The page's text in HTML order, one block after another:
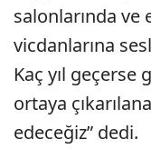
salonlarında
vicdanlarına
Kaç yıl geçerse
ortaya
edeceğiz” dedi.